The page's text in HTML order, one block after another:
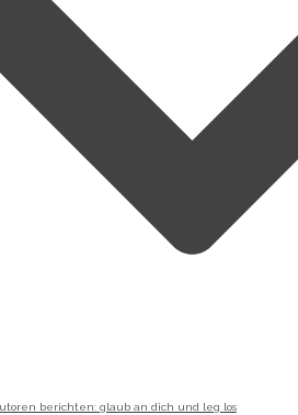
berichten: glaub an dich und leg los